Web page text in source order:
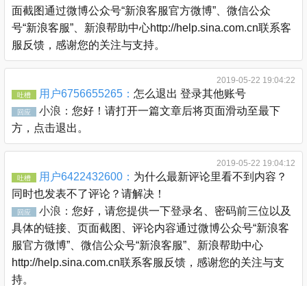
面截图通过微博公众号“新浪客服官方微博”、微信公众
号“新浪客服”、新浪帮助中心http://help.sina.com.cn联系客
服反馈，感谢您的关注与支持。
2019-05-22 19:04:22
吐槽 用户6756655265： 怎么退出 登录其他账号
回应 小浪： 您好！请打开一篇文章后将页面滑动至最下
方，点击退出。
2019-05-22 19:04:12
吐槽 用户6422432600： 为什么最新评论里看不到内容？
同时也发表不了评论？请解决！
回应 小浪： 您好，请您提供一下登录名、密码前三位以及
具体的链接、页面截图、评论内容通过微博公众号“新浪客
服官方微博”、微信公众号“新浪客服”、新浪帮助中心
http://help.sina.com.cn联系客服反馈，感谢您的关注与支
持。